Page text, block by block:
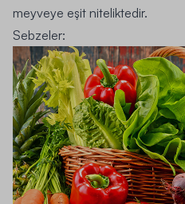
meyveye eşit niteliktedir.
Sebzeler: